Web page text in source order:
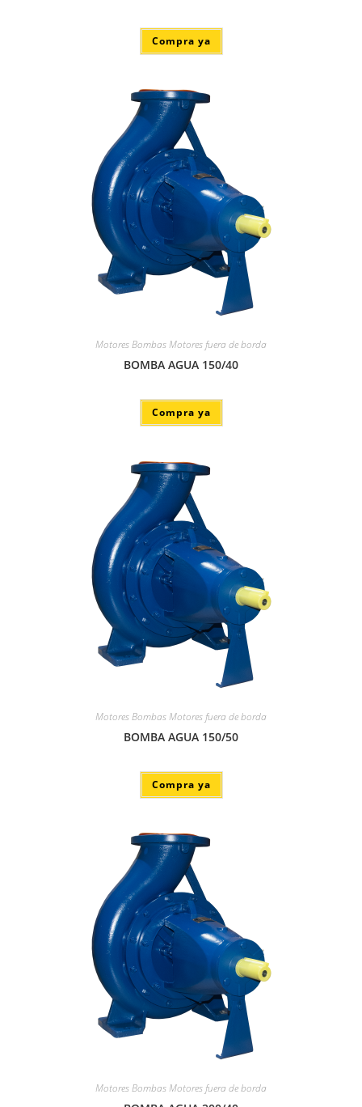
Compra ya
Motores Bombas Motores fuera de borda
BOMBA AGUA 150/40
Compra ya
Motores Bombas Motores fuera de borda
BOMBA AGUA 150/50
Compra ya
Motores Bombas Motores fuera de borda